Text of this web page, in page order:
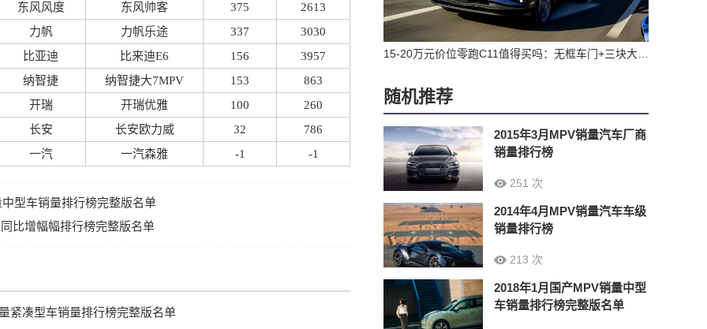
东风风度
东风帅客 375
2613
力帆
力帆乐途 337
3030
比亚迪
比来迪E6 156
3957
纳智捷
纳智捷大7MPV 153
863
开瑞
开瑞优雅 100
260
长安
长安欧力威 32
786
一汽
一汽森雅 -1 -1
型车销量排行榜完整版名单
比增幅幅排行榜完整版名单
紧凑型车销量排行榜完整版名单
随机推荐
2015年3月MPV销量汽车厂商
销量排行榜
251 次
2014年4月MPV销量汽车车级
销量排行榜
213 次
2018年1月国产MPV销量中型
车销量排行榜完整版名单